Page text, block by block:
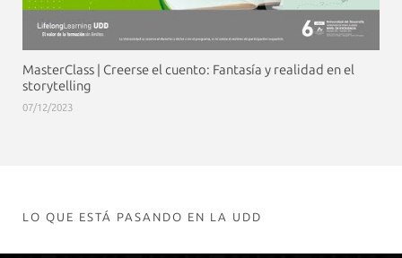
MasterClass | Creerse el cuento: Fantasía y realidad en el
storytelling
07/12/2023
LO QUE ESTÁ PASANDO EN LA UDD